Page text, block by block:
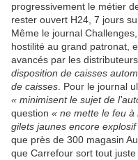
progressivement le métier
rester ouvert H24, 7 jours
Même le journal
hostilité au grand patronat,
avancés par les
disposition de caisses
de caisses. Pour le journal
« minimisent le sujet de
question « ne mette le feu à
gilets jaunes encore explosif
que près de 300 magasin
que Carrefour sort tout